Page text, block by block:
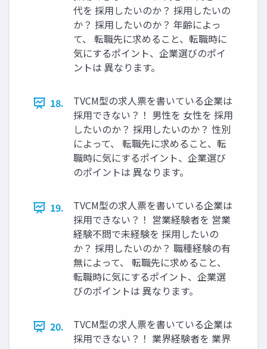
代を 採用したいのか？ 採用したいの
か？ 採用したいのか？ 年齢によっ
て、 転職先に求めること、転職時に
気にするポイント、企業選びのポイ
ントは 異なります。
18.
TVCM型の求人票を書いている企業は
採用できない？！ 男性を 女性を 採用
したいのか？ 採用したいのか？ 性別
によって、 転職先に求めること、転
職時に気にするポイント、企業選び
のポイントは 異なります。
19.
TVCM型の求人票を書いている企業は
採用できない？！ 営業経験者を 営業
経験不問で未経験を 採用したいの
か？ 採用したいのか？ 職種経験の有
無によって、 転職先に求めること、
転職時に気にするポイント、企業選
びのポイントは 異なります。
20.
TVCM型の求人票を書いている企業は
採用できない？！ 業界経験者を 業界